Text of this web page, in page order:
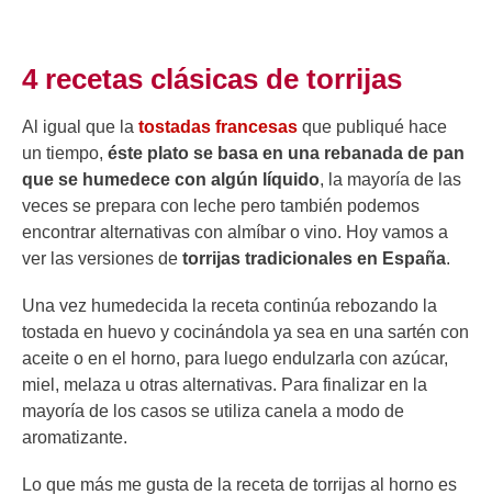
4 recetas clásicas de torrijas
Al igual que la tostadas francesas que publiqué hace
un tiempo, éste plato se basa en una rebanada de pan
que se humedece con algún líquido, la mayoría de las
veces se prepara con leche pero también podemos
encontrar alternativas con almíbar o vino. Hoy vamos a
ver las versiones de torrijas tradicionales en España.
Una vez humedecida la receta continúa rebozando la
tostada en huevo y cocinándola ya sea en una sartén con
aceite o en el horno, para luego endulzarla con azúcar,
miel, melaza u otras alternativas. Para finalizar en la
mayoría de los casos se utiliza canela a modo de
aromatizante.
Lo que más me gusta de la receta de torrijas al horno es